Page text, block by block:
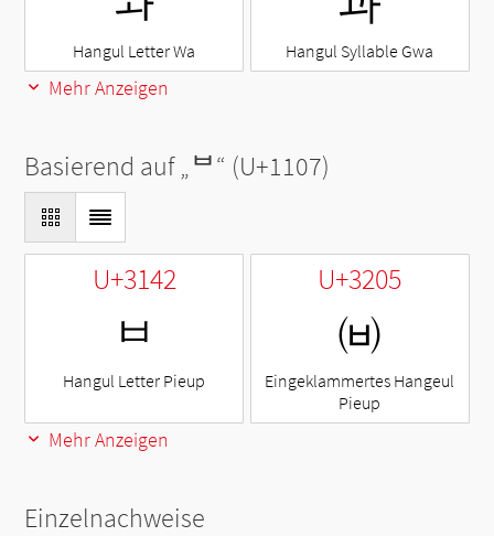
Hangul Letter Wa Hangul Syllable Gwa
Mehr Anzeigen
Basierend auf „ᄇ“ (U+1107)
U+3142
ㅂ
Hangul Letter Pieup
U+3205
㈅
Eingeklammertes Hangeul
Pieup
Mehr Anzeigen
Einzelnachweise